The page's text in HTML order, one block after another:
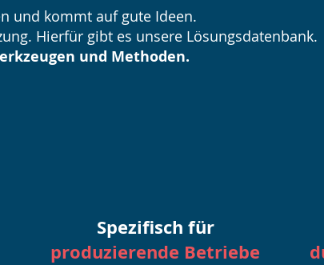
und kommt auf gute Ideen.
Hierfür gibt es unsere Lösungsdatenbank.
und Methoden.
Spezifisch für
produzierende Betriebe